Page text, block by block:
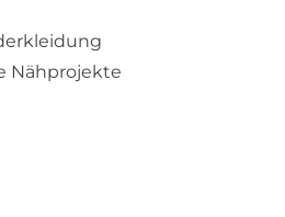
Nähprojekte